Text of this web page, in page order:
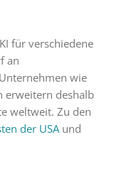
für verschiedene
an
wie
erweitern deshalb
weltweit. Zu den
der USAund